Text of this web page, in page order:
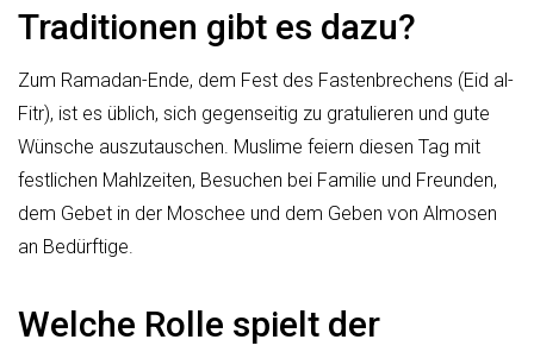
Traditionen gibt es dazu?
Zum Ramadan-Ende, dem Fest des Fastenbrechens (Eid al-
Fitr), ist es üblich, sich gegenseitig zu gratulieren und gute
Wünsche auszutauschen. Muslime feiern diesen Tag mit
festlichen Mahlzeiten, Besuchen bei Familie und Freunden,
dem Gebet in der Moschee und dem Geben von Almosen
an Bedürftige.
Welche Rolle spielt der